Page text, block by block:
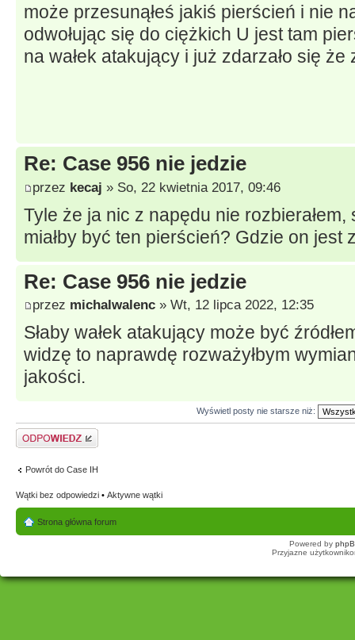
może przesunąłeś jakiś pierścień i nie
odwołując się do ciężkich U jest tam
na wałek atakujący i już zdarzało się że
Re: Case 956 nie jedzie
przez kecaj » So, 22 kwietnia 2017, 09:46
Tyle że ja nic z napędu nie
miałby być ten pierścień? Gdzie on jest
Re: Case 956 nie jedzie
przez michalwalenc » Wt, 12 lipca 2022, 12:35
Słaby wałek atakujący może być
widzę to naprawdę rozważyłbym
jakości.
Wyświetl posty nie starsze niż:
Odpowiedz
Powrót do Case IH
Wątki bez odpowiedzi • Aktywne wątki
Strona główna forum
Powered by
Przyjazne